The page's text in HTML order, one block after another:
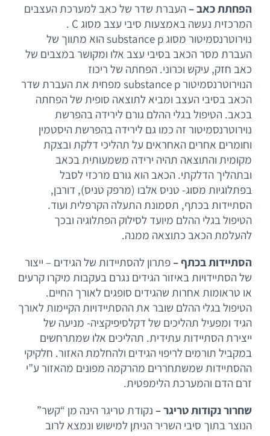
הפחתת כאב – העברת שדר של כאב למערכת העצבים
המרכזית נעשה באמצעות סיבי עצב מסוג C .
נוירוטרנסמיטור מסוג substance p הוא מתווך של
העברת מסר הכאב בסיבי עצב אלו ומקושר במצבים של
כאב חזק, עיקש וכרוני. הפחתה של ריכוז
הנוירוטרנסמיטור substance p מפחית את העברת שדר
הכאב בסיבי העצב ומביא לתוצאה סופית של הפחתה
בכאב. הטיפול בגלי ההלם גורם לירידה בהפרשת
נוירוטרנסמיטור זה כמו גם לירידה בהפרשת היסטמין
וחומרים אחרים האחראים על תהליכי דלקת ובצקת
מקומית והתוצאה תהיה ירידה משמעותית בכאב
ובתהליך הדלקתי. הכאב הוא גורם מרכזי לסבל
בפתלוגיות מסוג- טניס אלבו (מרפק טניס), דורבן,
הסתיידות בכתף, תסמונת התעלה הקרפלית ועוד.
הטיפול בגלי ההלם מיועד לסילוק הפתלוגיה ובכך
להעלמת הכאב כתוצאה ממנה.
הסתיידות בכתף –פתרון להסתיידות של הגידים – ייצור
של הסתיידויות באיזור הגידים נגרם בעקבות מיקרו קרעים
או טראומות אחרות שהגידים סופגים לאורך החיים.
הטיפול בגלי ההלם שובר את ההסתיידויות הקיימות לאורך
הגיד ומפעיל תהליכים של דקלסיפיקציה- מניעה של
ייצירת הסתיידות עתידית. תהליכים אלו שמתרחשים
במקביל תורמים לריפוי הגידים ולהחלמת האזור. חלקיקי
ההסתיידות שמשתחררים מהרקמה מפונים מהאזור ע”י
זרם הדם והמערכת הלימפטית.
שחרור נקודות טריגר – נקודת טריגר הינה מן “קשר”
הנוצר בתוך סיבי השריר הניתן למישוש ונמצא לרוב